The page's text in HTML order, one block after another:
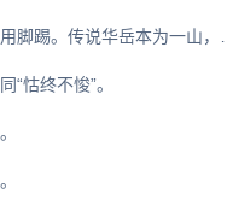
“怙终不悛”。